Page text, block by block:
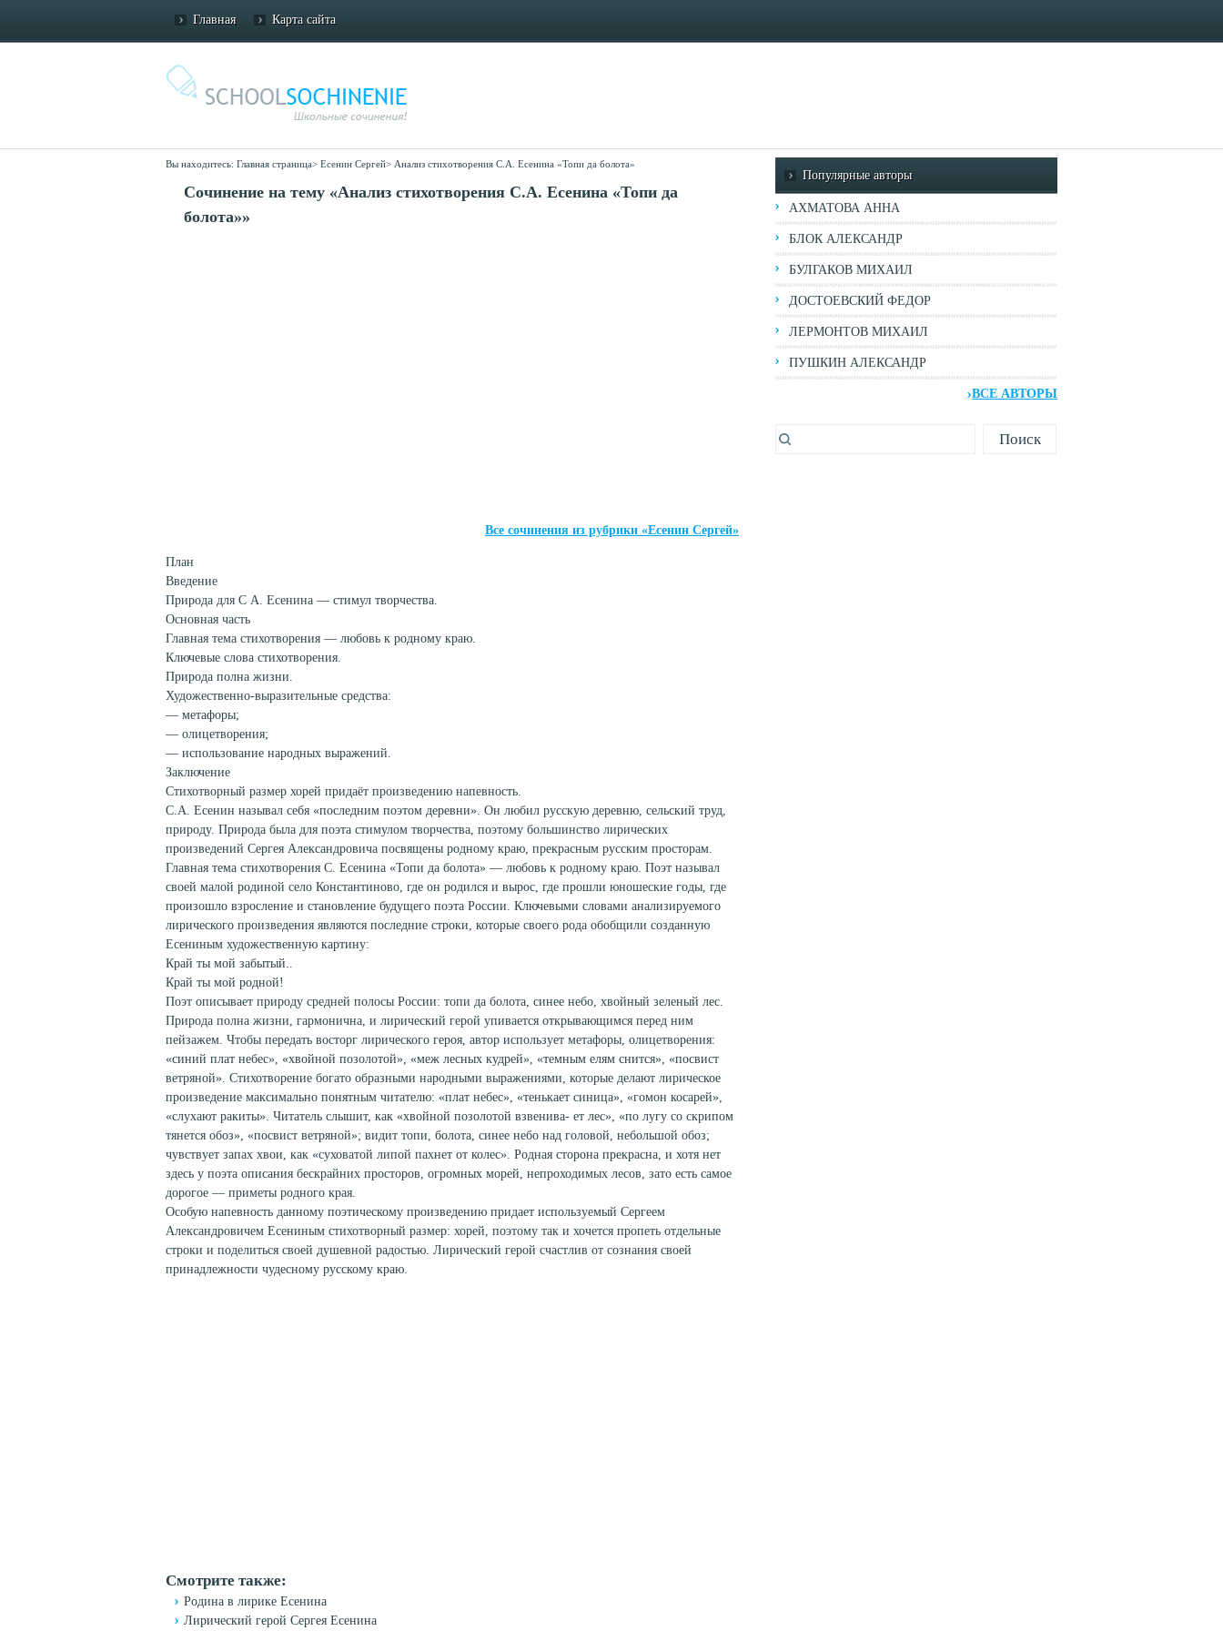
Главная Карта сайта
Вы находитесь: Главная страница> Есенин Сергей> Анализ стихотворения С.А. Есенина «Топи да болота»
Сочинение на тему «Анализ стихотворения С.А. Есенина «Топи да
болота»»
Все сочинения из рубрики «Есенин Сергей»
План
Введение
Природа для С А. Есенина — стимул творчества.
Основная часть
Главная тема стихотворения — любовь к родному краю.
Ключевые слова стихотворения.
Природа полна жизни.
Художественно-выразительные средства:
— метафоры;
— олицетворения;
— использование народных выражений.
Заключение
Стихотворный размер хорей придаёт произведению напевность.
С.А. Есенин называл себя «последним поэтом деревни». Он любил русскую деревню, сельский труд,
природу. Природа была для поэта стимулом творчества, поэтому большинство лирических
произведений Сергея Александровича посвящены родному краю, прекрасным русским просторам.
Главная тема стихотворения С. Есенина «Топи да болота» — любовь к родному краю. Поэт называл
своей малой родиной село Константиново, где он родился и вырос, где прошли юношеские годы, где
произошло взросление и становление будущего поэта России. Ключевыми словами анализируемого
лирического произведения являются последние строки, которые своего рода обобщили созданную
Есениным художественную картину:
Край ты мой забытый..
Край ты мой родной!
Поэт описывает природу средней полосы России: топи да болота, синее небо, хвойный зеленый лес.
Природа полна жизни, гармонична, и лирический герой упивается открывающимся перед ним
пейзажем. Чтобы передать восторг лирического героя, автор использует метафоры, олицетворения:
«синий плат небес», «хвойной позолотой», «меж лесных кудрей», «темным елям снится», «посвист
ветряной». Стихотворение богато образными народными выражениями, которые делают лирическое
произведение максимально понятным читателю: «плат небес», «тенькает синица», «гомон косарей»,
«слухают ракиты». Читатель слышит, как «хвойной позолотой взвенива- ет лес», «по лугу со скрипом
тянется обоз», «посвист ветряной»; видит топи, болота, синее небо над головой, небольшой обоз;
чувствует запах хвои, как «суховатой липой пахнет от колес». Родная сторона прекрасна, и хотя нет
здесь у поэта описания бескрайних просторов, огромных морей, непроходимых лесов, зато есть самое
дорогое — приметы родного края.
Особую напевность данному поэтическому произведению придает используемый Сергеем
Александровичем Есениным стихотворный размер: хорей, поэтому так и хочется пропеть отдельные
строки и поделиться своей душевной радостью. Лирический герой счастлив от сознания своей
принадлежности чудесному русскому краю.
Смотрите также:
Родина в лирике Есенина
Лирический герой Сергея Есенина
Популярные авторы
АХМАТОВА АННА
БЛОК АЛЕКСАНДР
БУЛГАКОВ МИХАИЛ
ДОСТОЕВСКИЙ ФЕДОР
ЛЕРМОНТОВ МИХАИЛ
ПУШКИН АЛЕКСАНДР
ВСЕ АВТОРЫ